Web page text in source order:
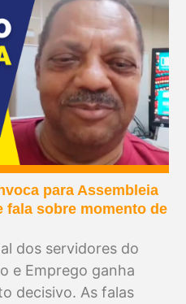
para Assembleia
fala sobre momento de
dos servidores do
e Emprego ganha
decisivo. As falas